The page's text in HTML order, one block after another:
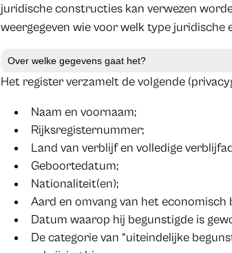
juridische constructies kan verwezen
weergegeven wie voor welk type
Over welke gegevens gaat het?
Het register verzamelt de volgende
Naam en voornaam;
Rijksregisternummer;
Land van verblijf en volledige
Geboortedatum;
Nationaliteit(en);
Aard en omvang van het
Datum waarop hij begunstigde is
De categorie van “uiteindelijke